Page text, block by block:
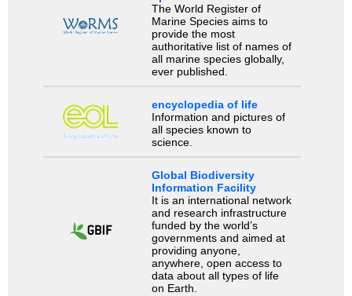
The World Register of
Marine Species aims to
provide the most
authoritative list of names of
all marine species globally,
ever published.
encyclopedia of life
Information and pictures of
all species known to
science.
Global Biodiversity
Information Facility
It is an international network
and research infrastructure
funded by the world’s
governments and aimed at
providing anyone,
anywhere, open access to
data about all types of life
on Earth.